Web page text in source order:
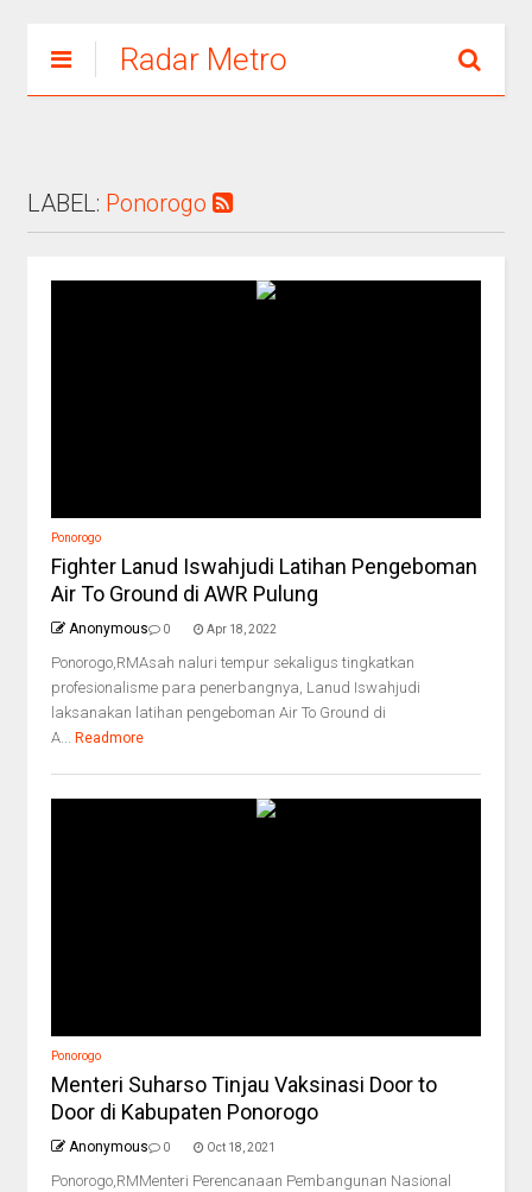
Radar Metro
LABEL: Ponorogo
Ponorogo
Fighter Lanud Iswahjudi Latihan Pengeboman
Air To Ground di AWR Pulung
Anonymous 0 Apr 18, 2022
Ponorogo,RMAsah naluri tempur sekaligus tingkatkan
profesionalisme para penerbangnya, Lanud Iswahjudi
laksanakan latihan pengeboman Air To Ground di
A... Readmore
Ponorogo
Menteri Suharso Tinjau Vaksinasi Door to
Door di Kabupaten Ponorogo
Anonymous 0 Oct 18, 2021
Ponorogo,RMMenteri Perencanaan Pembangunan Nasional